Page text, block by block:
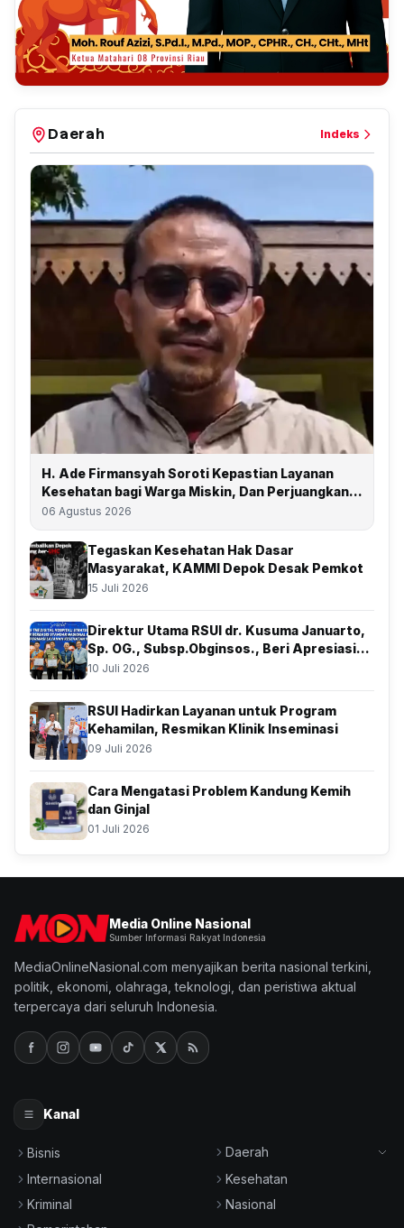
Daerah Indeks
H. Ade Firmansyah Soroti Kepastian Layanan
Kesehatan bagi Warga Miskin, Dan Perjuangkan
Depok Kembali Raih Predikat UHC
06 Agustus 2026
Tegaskan Kesehatan Hak Dasar
Masyarakat, KAMMI Depok Desak Pemkot
15 Juli 2026
Direktur Utama RSUI dr. Kusuma Januarto,
Sp. OG., Subsp.Obginsos., Beri Apresiasi
Atas Kolaborasi Bersama BSSN
10 Juli 2026
RSUI Hadirkan Layanan untuk Program
Kehamilan, Resmikan Klinik Inseminasi
09 Juli 2026
Cara Mengatasi Problem Kandung Kemih
dan Ginjal
01 Juli 2026
Media Online Nasional
Sumber Informasi Rakyat Indonesia
MediaOnlineNasional.com menyajikan berita nasional terkini,
politik, ekonomi, olahraga, teknologi, dan peristiwa aktual
terpercaya dari seluruh Indonesia.
Kanal
Bisnis
Daerah
Internasional
Kesehatan
Kriminal
Nasional